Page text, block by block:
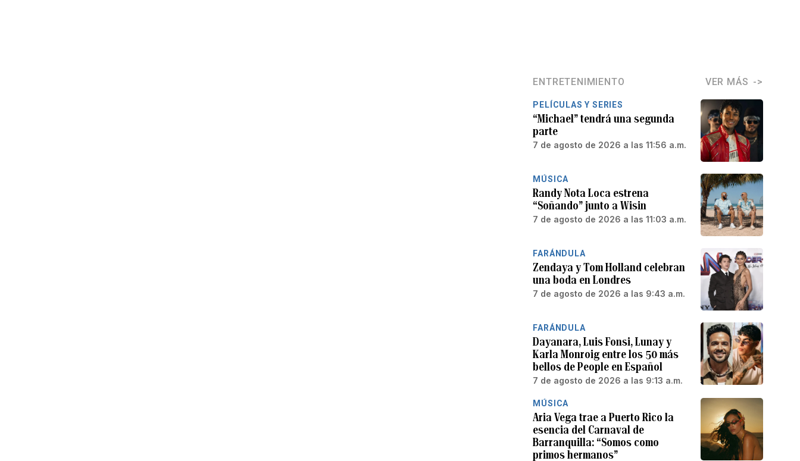
ENTRETENIMIENTO VER MÁS
PELÍCULAS Y SERIES
“Michael” tendrá una segunda
parte
7 de agosto de 2026 a las 11:56 a.m.
MÚSICA
Randy Nota Loca estrena
“Soñando” junto a Wisin
7 de agosto de 2026 a las 11:03 a.m.
FARÁNDULA
Zendaya y Tom Holland celebran
una boda en Londres
7 de agosto de 2026 a las 9:43 a.m.
FARÁNDULA
Dayanara, Luis Fonsi, Lunay y
Karla Monroig entre los 50 más
bellos de People en Español
7 de agosto de 2026 a las 9:13 a.m.
MÚSICA
Aria Vega trae a Puerto Rico la
esencia del Carnaval de
Barranquilla: “Somos como
primos hermanos”